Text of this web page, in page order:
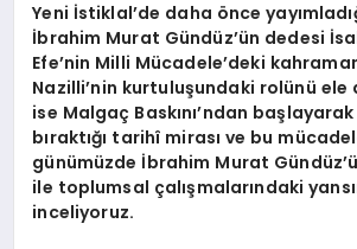
Yeni İstiklal’de daha önce
İbrahim Murat Gündüz’ün dedesi
Efe’nin Milli Mücadele’deki
Nazilli’nin kurtuluşundaki rolünü ele
ise Malgaç Baskını’ndan başlayarak
bıraktığı tarihî mirası ve bu
günümüzde İbrahim Murat
ile toplumsal çalışmalarındaki
inceliyoruz.